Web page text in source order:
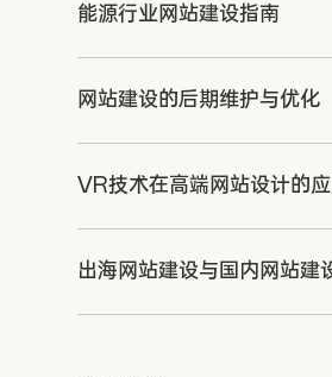
能源行业网站建设指南
网站建设的后期维护与优化
VR技术在高端网站设计的应
出海网站建设与国内网站建